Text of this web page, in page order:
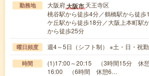
勤務地 大阪府大阪市天王寺区
桃谷駅から徒歩4分／鶴橋駅から徒
ケ丘駅から徒歩18分／大阪上本町駅
から徒歩25分
曜日頻度 週4～5日（シフト制） ※土・日・祝
時間
(1)17:00～20:15 （3時間15分 休憩
16:00 （6時間 休憩6…